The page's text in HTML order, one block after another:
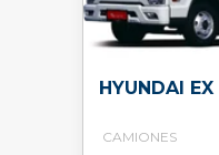
HYUNDAI EX
CAMIONES